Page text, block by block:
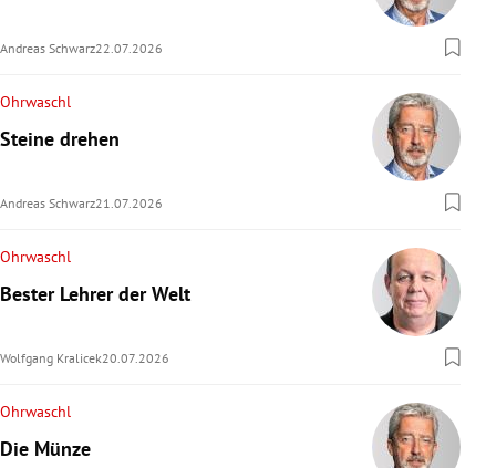
Andreas Schwarz22.07.2026
Ohrwaschl
Steine drehen
Andreas Schwarz21.07.2026
Ohrwaschl
Bester Lehrer der Welt
Wolfgang Kralicek20.07.2026
Ohrwaschl
Die Münze